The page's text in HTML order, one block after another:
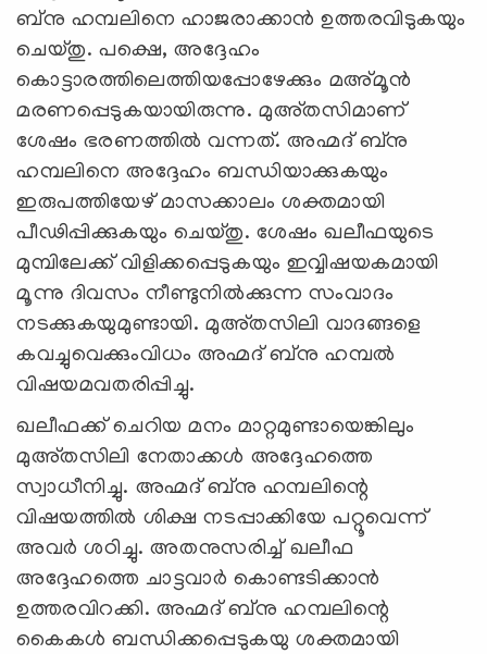
ബ്‌നു ഹമ്പലിനെ ഹാജരാക്കാന്‍ ഉത്തരവിടുകയും
ചെയ്തു. പക്ഷെ, അദ്ദേഹം
കൊട്ടാരത്തിലെത്തിയപ്പോഴേക്കും മഅ്മൂന്‍
മരണപ്പെടുകയായിരുന്നു. മുഅ്തസിമാണ്
ശേഷം ഭരണത്തില്‍ വന്നത്. അഹ്മദ് ബ്‌നു
ഹമ്പലിനെ അദ്ദേഹം ബന്ധിയാക്കുകയും
ഇരുപത്തിയേഴ് മാസക്കാലം ശക്തമായി
പീഢിപ്പിക്കുകയും ചെയ്തു. ശേഷം ഖലീഫയുടെ
മുമ്പിലേക്ക് വിളിക്കപ്പെടുകയും ഇവ്വിഷയകമായി
മൂന്നു ദിവസം നീണ്ടുനില്‍ക്കുന്ന സംവാദം
നടക്കുകയുമുണ്ടായി. മുഅ്തസിലി വാദങ്ങളെ
കവച്ചുവെക്കുംവിധം അഹ്മദ് ബ്‌നു ഹമ്പല്‍
വിഷയമവതരിപ്പിച്ചു.
ഖലീഫക്ക് ചെറിയ മനം മാറ്റമുണ്ടായെങ്കിലും
മുഅ്തസിലി നേതാക്കള്‍ അദ്ദേഹത്തെ
സ്വാധീനിച്ചു. അഹ്മദ് ബ്‌നു ഹമ്പലിന്റെ
വിഷയത്തില്‍ ശിക്ഷ നടപ്പാക്കിയേ പറ്റൂവെന്ന്
അവര്‍ ശഠിച്ചു. അതനുസരിച്ച് ഖലീഫ
അദ്ദേഹത്തെ ചാട്ടവാര്‍ കൊണ്ടടിക്കാന്‍
ഉത്തരവിറക്കി. അഹ്മദ് ബ്‌നു ഹമ്പലിന്റെ
കൈകള്‍ ബന്ധിക്കപ്പെടുകയു ശക്തമായി